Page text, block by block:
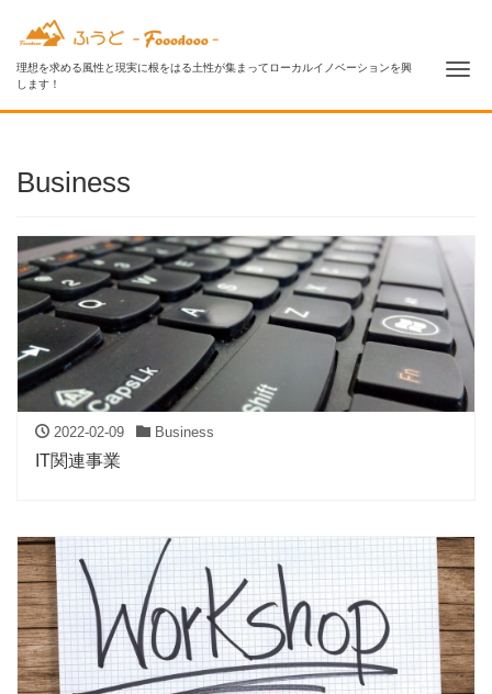
理想を求める風性と現実に根をはる土性が集まってローカルイノベーションを興
します！
Business
2022-02-09 Business
IT関連事業